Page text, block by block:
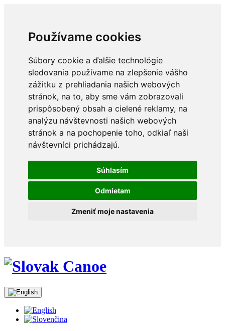
Používame cookies
Súbory cookie a ďalšie technológie
sledovania používame na zlepšenie vášho
zážitku z prehliadania našich webových
stránok, na to, aby sme vám zobrazovali
prispôsobený obsah a cielené reklamy, na
analýzu návštevnosti našich webových
stránok a na pochopenie toho, odkiaľ naši
návštevníci prichádzajú.
Súhlasím
Odmietam
Zmeniť moje nastavenia